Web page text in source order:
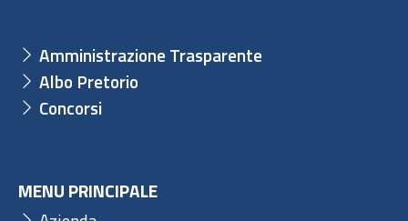
Amministrazione Trasparente
Albo Pretorio
Concorsi
MENU PRINCIPALE